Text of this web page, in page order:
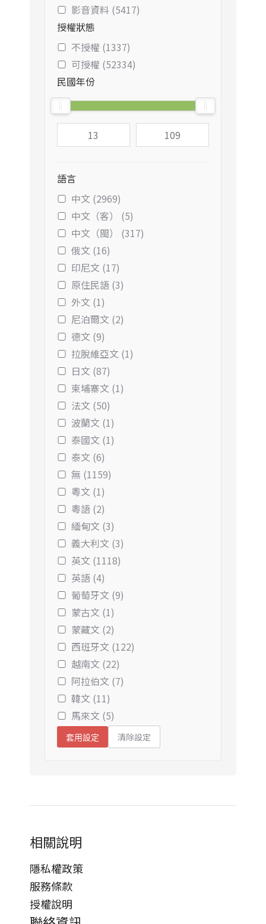
影音資料 (5417)
授權狀態
不授權 (1337)
可授權 (52334)
民國年份
語言
中文 (2969)
中文（客） (5)
中文（閩） (317)
俄文 (16)
印尼文 (17)
原住民語 (3)
外文 (1)
尼泊爾文 (2)
德文 (9)
拉脫維亞文 (1)
日文 (87)
柬埔寨文 (1)
法文 (50)
波蘭文 (1)
泰國文 (1)
泰文 (6)
無 (1159)
粵文 (1)
粵語 (2)
緬甸文 (3)
義大利文 (3)
英文 (1118)
英語 (4)
葡萄牙文 (9)
蒙古文 (1)
蒙藏文 (2)
西班牙文 (122)
越南文 (22)
阿拉伯文 (7)
韓文 (11)
馬來文 (5)
套用設定 清除設定
相關說明
隱私權政策
服務條款
授權說明